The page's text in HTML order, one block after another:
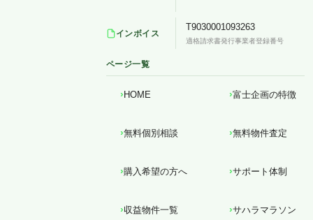
インボイス
T9030001093263
適格請求書発行事業者登録番号
ページ一覧
HOME 富士企画の特徴
無料個別相談 無料物件査定
購入希望の方へ サポート体制
収益物件一覧 サハラマラソン